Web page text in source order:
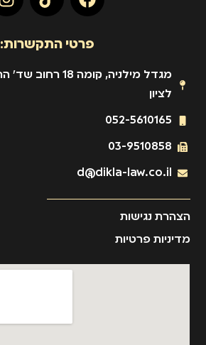
פרטי התקשרות:
לציון
052-5610165
03-9510858
d@dikla-law.co.il
הצהרת נגישות
מדיניות פרטיות